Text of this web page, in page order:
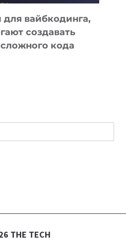
вайбкодинга,
создавать
кода
THE TECH